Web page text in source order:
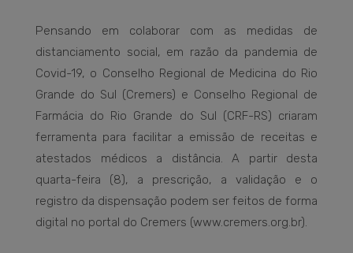
Pensando em colaborar com as medidas de
distanciamento social, em razão da pandemia de
Covid-19, o Conselho Regional de Medicina do Rio
Grande do Sul (Cremers) e Conselho Regional de
Farmácia do Rio Grande do Sul (CRF-RS) criaram
ferramenta para facilitar a emissão de receitas e
atestados médicos a distância. A partir desta
quarta-feira (8), a prescrição, a validação e o
registro da dispensação podem ser feitos de forma
digital no portal do Cremers (www.cremers.org.br).